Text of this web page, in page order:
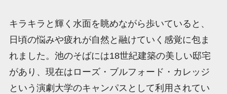
キラキラと輝く水面を眺めながら歩いていると、
日頃の悩みや疲れが自然と融けていく感覚に包ま
れました。池のそばには18世紀建築の美しい邸宅
があり、現在はローズ・ブルフォード・カレッジ
という演劇大学のキャンパスとして利用されてい